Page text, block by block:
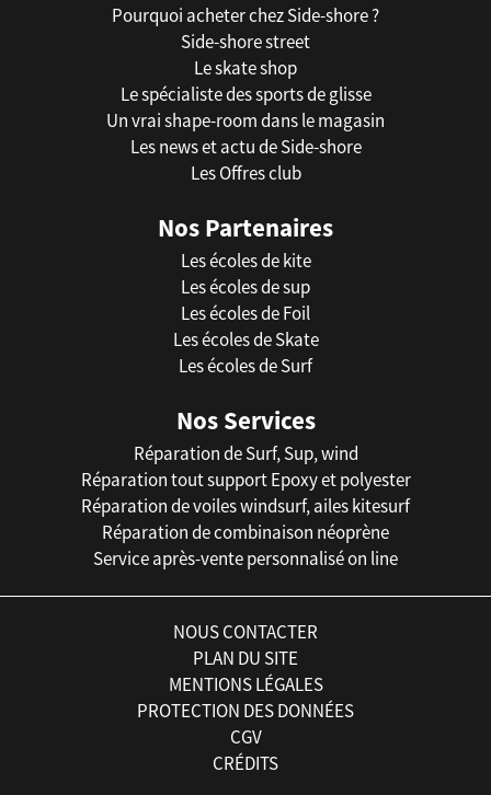
Pourquoi acheter chez Side-shore ?
Side-shore street
Le skate shop
Le spécialiste des sports de glisse
Un vrai shape-room dans le magasin
Les news et actu de Side-shore
Les Offres club
Nos Partenaires
Les écoles de kite
Les écoles de sup
Les écoles de Foil
Les écoles de Skate
Les écoles de Surf
Nos Services
Réparation de Surf, Sup, wind
Réparation tout support Epoxy et polyester
Réparation de voiles windsurf, ailes kitesurf
Réparation de combinaison néoprène
Service après-vente personnalisé on line
NOUS CONTACTER
PLAN DU SITE
MENTIONS LÉGALES
PROTECTION DES DONNÉES
CGV
CRÉDITS